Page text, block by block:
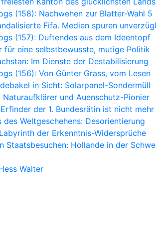
(158): Nachwehen zur Blatter-Wahl 5
Fifa. Medien spuren
(157): Duftendes aus dem Ideentopf
für eine selbstbewusste, mutige Politik
Im Dienste der Destabilisierung
(156): Von Günter Grass, vom Lesen
in Sicht: Solarpanel-Sondermüll
Naturaufklärer und Auenschutz-Pionier
der 1. Bundesrätin ist nicht mehr
des Weltgeschehens: Desorientierung
der Erkenntnis-Widersprüche
Staatsbesuchen: Hollande in der
Walter